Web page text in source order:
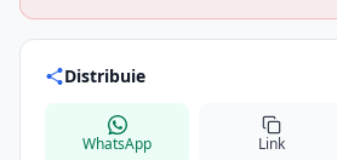
Distribuie
WhatsApp Link